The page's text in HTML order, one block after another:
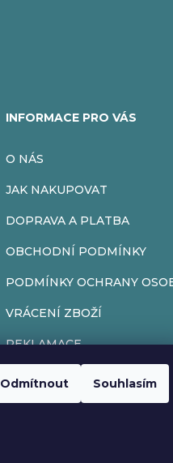
Odmítnout Souhlasím
INFORMACE PRO VÁS
O NÁS
JAK NAKUPOVAT
DOPRAVA A PLATBA
OBCHODNÍ PODMÍNKY
PODMÍNKY OCHRANY
VRÁCENÍ ZBOŽÍ
REKLAMACE